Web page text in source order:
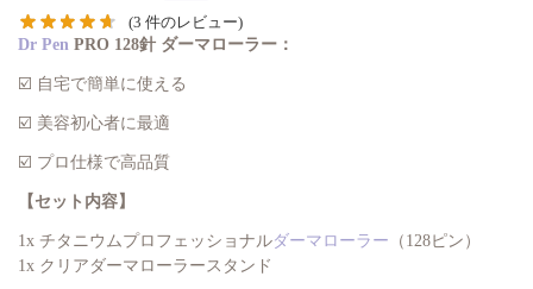
(3 件のレビュー)
Dr Pen PRO 128針 ダーマローラー：
☑️ 自宅で簡単に使える
☑️ 美容初心者に最適
☑️ プロ仕様で高品質
【セット内容】
1x チタニウムプロフェッショナルダーマローラー （128ピン）
1x クリアダーマローラースタンド